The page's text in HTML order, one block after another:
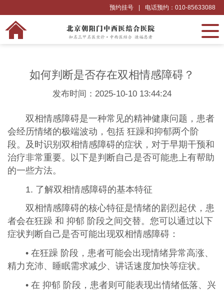
电话预约：010-85633088
预约挂号
如何判断是否存在双相情感障碍？
发布时间：2025-10-10 13:44:24
双相情感障碍是一种常见的精神健康问题，患者
会经历情绪的极端波动，包括 狂躁和抑郁两个阶
段。及时识别双相情感障碍的症状，对于早期干预和
治疗非常重要。以下是判断自己是否可能患上有帮助
的一些方法。
1. 了解双相情感障碍的基本特征
双相情感障碍的核心特征是情绪的剧烈起伏，患
者会在狂躁 和 抑郁 阶段之间交替。您可以通过以下
症状判断自己是否可能出现双相情感障碍：
• 在狂躁 阶段，患者可能会出现情绪异常高涨、
精力充沛、睡眠需求减少、讲话速度加快等症状。
• 在 抑郁 阶段，患者则可能表现出情绪低落、兴